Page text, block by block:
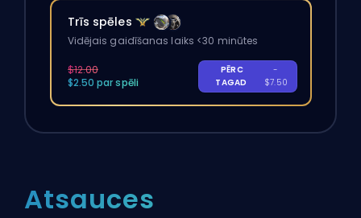
Trīs spēles
Vidējais gaidīšanas laiks <30 minūtes
$12.00
$2.50 par spēli
PĒRC
TAGAD
-
$7.50
Atsauces